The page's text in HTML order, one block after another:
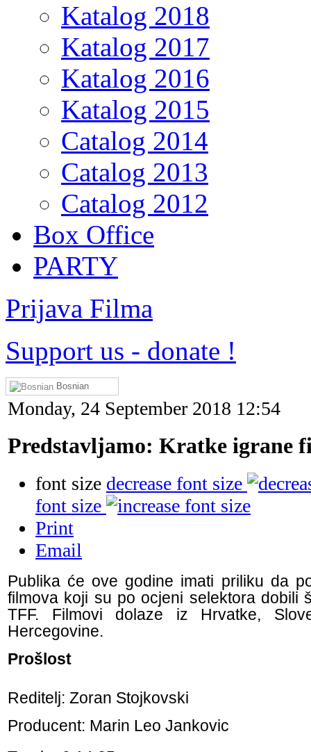
Katalog 2018
Katalog 2017
Katalog 2016
Katalog 2015
Catalog 2014
Catalog 2013
Catalog 2012
Box Office
PARTY
Prijava Filma
Support us - donate !
Bosnian
Monday, 24 September 2018 12:54
Predstavljamo: Kratke igrane
font size decrease font size
font size
Print
Email
Publika će ove godine imati priliku da
filmova koji su po ocjeni selektora dobili
TFF. Filmovi dolaze iz Hrvatke,
Hercegovine.
Prošlost
Reditelj: Zoran Stojkovski
Producent: Marin Leo Jankovic